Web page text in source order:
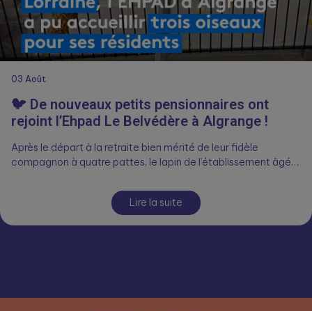
03 Août
🐦 De nouveaux petits pensionnaires ont
rejoint l’Ehpad Le Belvédère à Algrange !
Après le départ à la retraite bien mérité de leur fidèle
compagnon à quatre pattes, le lapin de l’établissement âgé…
Lire la suite